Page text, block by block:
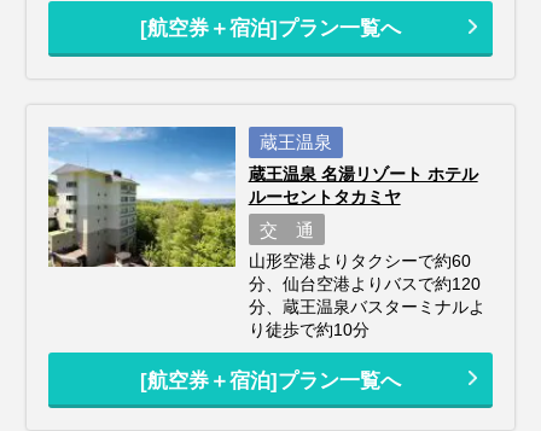
[航空券＋宿泊]プラン一覧へ
蔵王温泉
蔵王温泉 名湯リゾート ホテル
ルーセントタカミヤ
交 通
山形空港よりタクシーで約60
分、仙台空港よりバスで約120
分、蔵王温泉バスターミナルよ
り徒歩で約10分
[航空券＋宿泊]プラン一覧へ